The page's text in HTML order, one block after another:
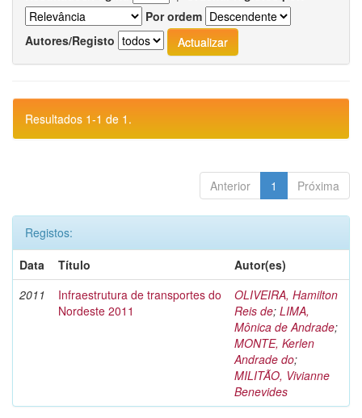
Por ordem
Autores/Registo
Resultados 1-1 de 1.
Anterior 1 Próxima
Registos:
Data
Título
Autor(es)
2011
Infraestrutura de transportes do
Nordeste 2011
OLIVEIRA, Hamilton
Reis de; LIMA,
Mônica de Andrade;
MONTE, Kerlen
Andrade do;
MILITÃO, Vivianne
Benevides